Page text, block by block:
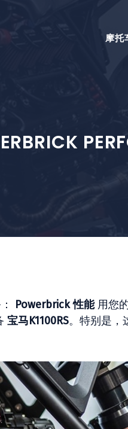
摩托
Powerbrick 性能用您
宝马K1100RS。特别是，